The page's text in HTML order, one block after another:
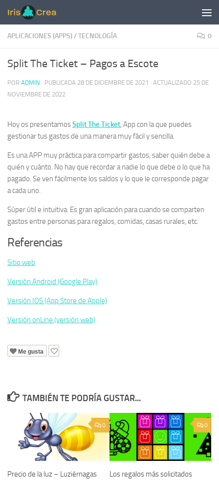
Saltar al contenido
APLICACIONES (APPS)/TECNOLOGÍA 0
Split The Ticket – Pagos a Escote
POR ADMIN · PUBLICADA 28 DE DICIEMBRE DE 2021 · ACTUALIZADO 25 DE
NOVIEMBRE DE 2022
Hoy os presentamosSplit The Ticket, App con la que puedes
gestionar tus gastos de una manera muy fácil y sencilla.
Es una APP muy práctica para compartir gastos, saber quién debe a
quién y cuánto. No hay que recordar a nadie lo que debe o lo que ha
pagado. Se ven fácilmente los saldos y lo que le corresponde pagar
a cada uno.
Súper útil e intuitiva. Es gran aplicación para cuando se comparten
gastos entre personas para regalos, comidas, casas rurales, etc.
Referencias
Sitio web
Versión Android (Google Play)
Versión IOS (App Store de Apple)
Versión onLine (versión web)
Me gusta
TAMBIÉN TE PODRÍA GUSTAR...
0
Precio de la luz – Luziérnagas
0
Los regalos más solicitados